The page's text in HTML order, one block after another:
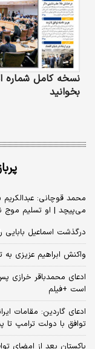
نسخه کامل شماره
بخوانید
محمد قوچانی:
می‌پیچد | او تسلیم موج
درگذشت اسماعیل بابایی
واکنش ابراهیم عزیزی
ادعای محمدباقر خرازی
است +فیلم
ادعای گاردین: مقامات
توافق با دولت ترامپ تا